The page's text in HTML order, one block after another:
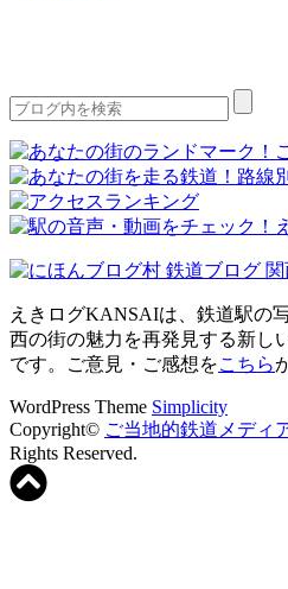
えきログKANSAIは、鉄道駅の
西の街の魅力を再発見する新し
です。ご意見・ご感想をこちら
WordPress Theme Simplicity
Copyright© ご当地的鉄道メディ
Rights Reserved.